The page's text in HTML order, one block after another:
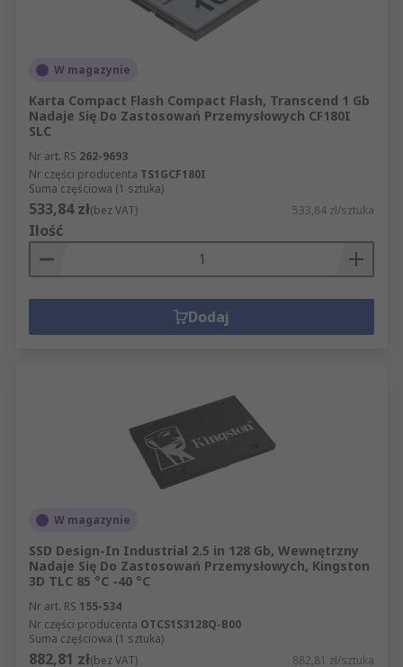
W magazynie
Karta Compact Flash Compact Flash, Transcend 1 Gb
Nadaje Się Do Zastosowań Przemysłowych CF180I
SLC
Nr art. RS 262-9693
Nr części producenta TS1GCF180I
Suma częściowa (1 sztuka)
533,84 zł(bez VAT) 533,84 zł/sztuka
Ilość
Dodaj
W magazynie
SSD Design-In Industrial 2.5 in 128 Gb, Wewnętrzny
Nadaje Się Do Zastosowań Przemysłowych, Kingston
3D TLC 85 °C -40 °C
Nr art. RS 155-534
Nr części producenta OTCS1S3128Q-B00
Suma częściowa (1 sztuka)
882,81 zł(bez VAT) 882,81 zł/sztuka